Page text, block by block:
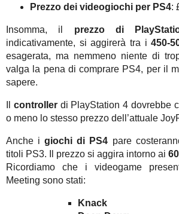
Prezzo dei videogiochi per PS4:
Insomma, il prezzo di
indicativamente, si aggirerà tra i450-
esagerata, ma nemmeno niente di
valga la pena di comprare PS4, per il
sapere.
controllerdi PlayStation 4 dovrebbe
o meno lo stesso prezzo dell’attuale
Anche igiochi di PS4 pare
titoli PS3. Il prezzo si aggira intorno ai
Ricordiamo che i videogame
Meeting sono stati:
Knack